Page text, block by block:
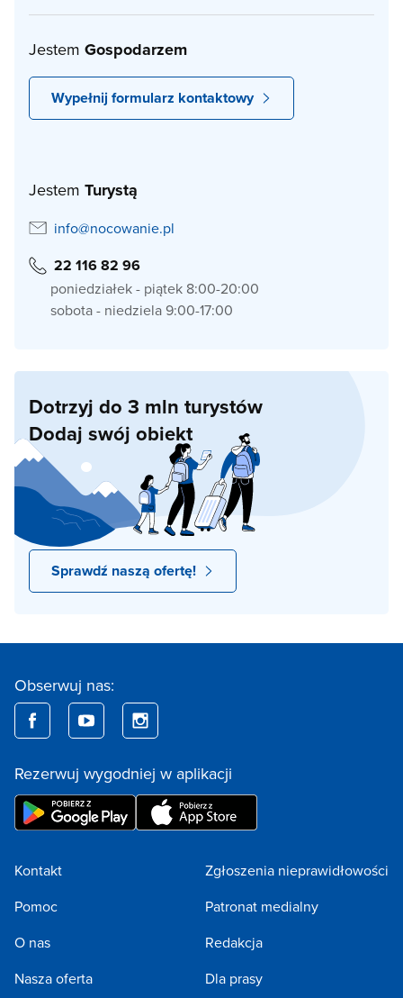
Jestem Gospodarzem
Wypełnij formularz kontaktowy
Jestem Turystą
info@nocowanie.pl
22 116 82 96
poniedziałek - piątek 8:00-20:00
sobota - niedziela 9:00-17:00
Dotrzyj do 3 mln turystów
Dodaj swój obiekt
Sprawdź naszą ofertę!
Obserwuj nas:
Rezerwuj wygodniej w aplikacji
Kontakt
Pomoc
O nas
Nasza oferta
Zgłoszenia nieprawidłowości
Patronat medialny
Redakcja
Dla prasy